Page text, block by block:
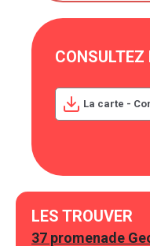
CONSULTEZ
La carte -
LES TROUVER
37 promenade